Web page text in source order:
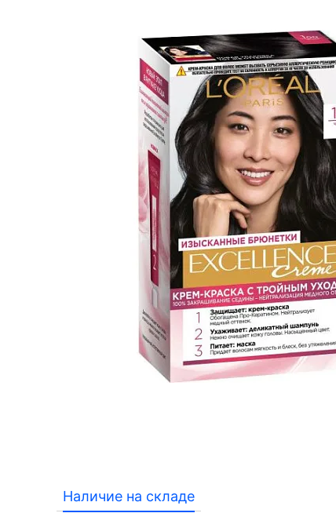
Наличие на складе